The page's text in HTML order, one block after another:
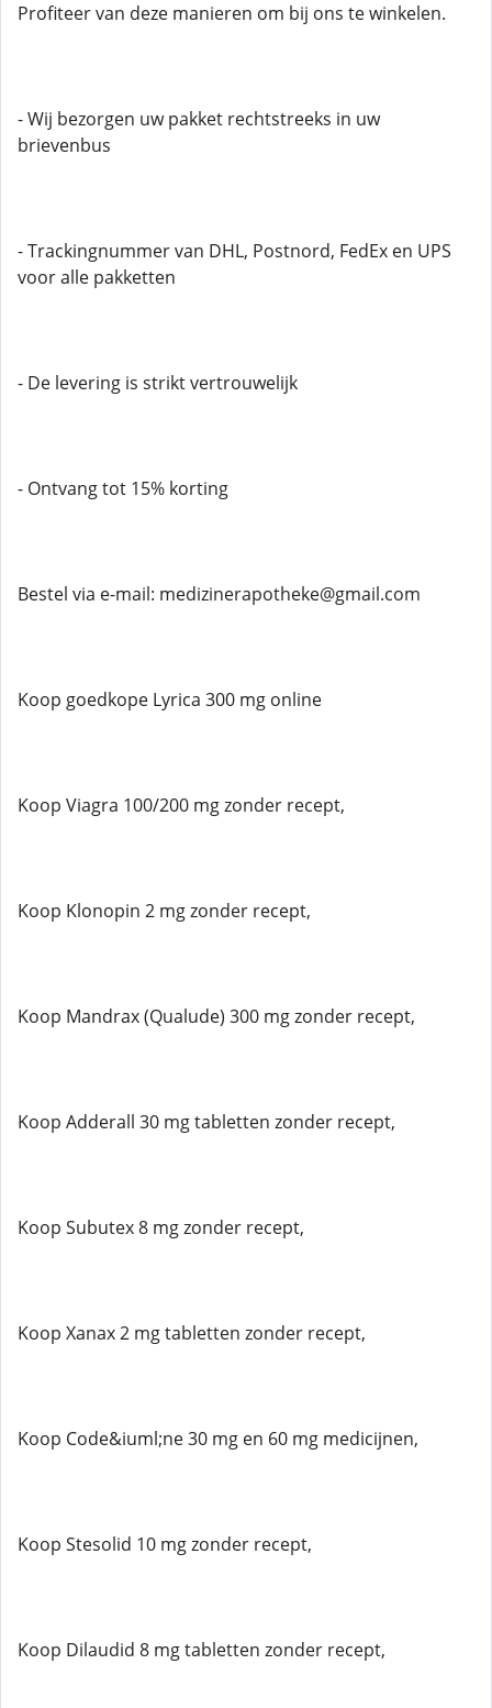
Profiteer van deze manieren om bij ons te winkelen.
- Wij bezorgen uw pakket rechtstreeks in uw
brievenbus
- Trackingnummer van DHL, Postnord, FedEx en UPS
voor alle pakketten
- De levering is strikt vertrouwelijk
- Ontvang tot 15% korting
Bestel via e-mail: medizinerapotheke@gmail.com
Koop goedkope Lyrica 300 mg online
Koop Viagra 100/200 mg zonder recept,
Koop Klonopin 2 mg zonder recept,
Koop Mandrax (Qualude) 300 mg zonder recept,
Koop Adderall 30 mg tabletten zonder recept,
Koop Subutex 8 mg zonder recept,
Koop Xanax 2 mg tabletten zonder recept,
Koop Code&iuml;ne 30 mg en 60 mg medicijnen,
Koop Stesolid 10 mg zonder recept,
Koop Dilaudid 8 mg tabletten zonder recept,